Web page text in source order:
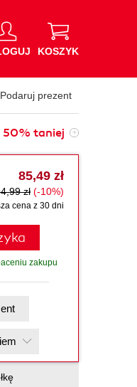
KOSZYK
Podaruj prezent
50% taniej
85,49 zł
zł (-10%)
cena z 30 dni
zakupu